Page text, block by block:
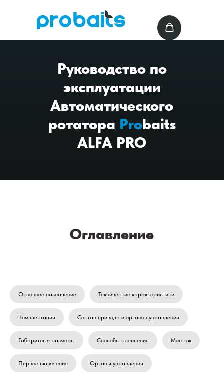
Руководство по
эксплуатации
Автоматического
ротатора Probaits
ALFA PRO
Оглавление
Основное назначение Технические характеристики
Комплектация Состав привода и органов управления
Габаритные размеры Способы крепления Монтаж
Первое включение Органы управления